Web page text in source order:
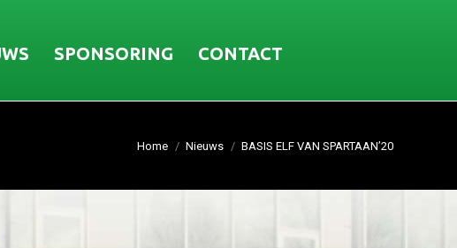
SPONSORING CONTACT
Home Nieuws BASIS ELF VAN SPARTAAN’20